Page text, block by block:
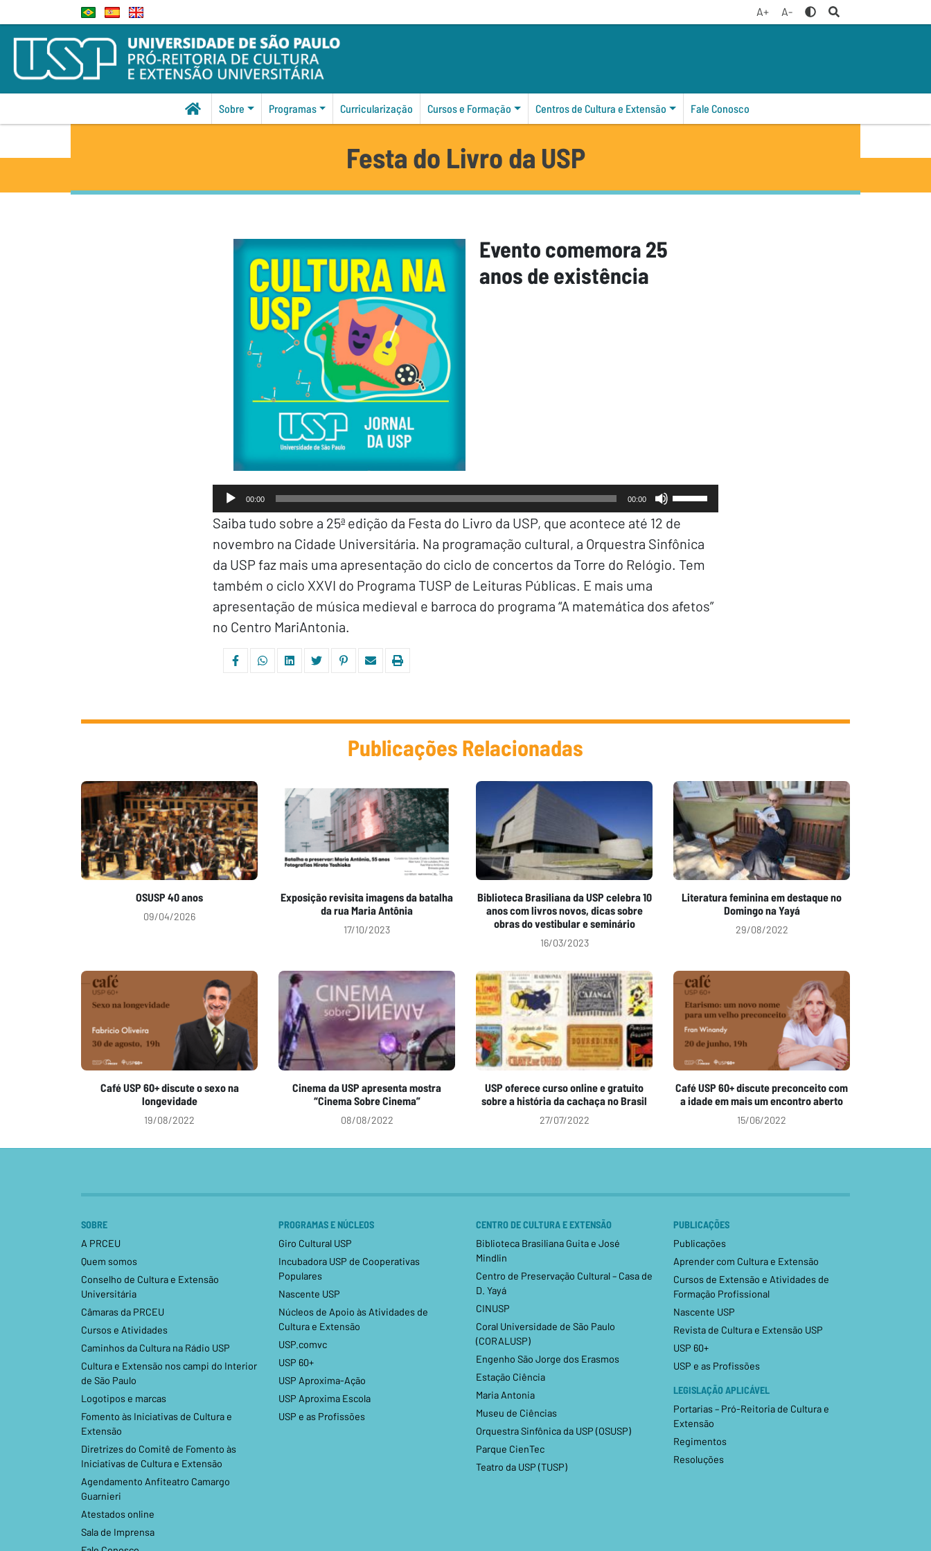
A+ A-
Sobre Programas Curricularização Cursos e Formação Centros de Cultura e Extensão Fale Conosco
Festa do Livro da USP
Evento comemora 25
anos de existência
00:00 00:00
setas
para
cima
baixo
Saiba tudo sobre a 25ª edição da Festa do Livro da USP, que acontece até 12 de
novembro na Cidade Universitária. Na programação cultural, a Orquestra Sinfônica
da USP faz mais uma apresentação do ciclo de concertos da Torre do Relógio. Tem
também o ciclo XXVI do Programa TUSP de Leituras Públicas. E mais uma
apresentação de música medieval e barroca do programa “A matemática dos afetos”
no Centro MariAntonia.
Publicações Relacionadas
OSUSP 40 anos
09/04/2026
Exposição revisita imagens da batalha
da rua Maria Antônia
17/10/2023
Biblioteca Brasiliana da USP celebra 10
anos com livros novos, dicas sobre
obras do vestibular e seminário
16/03/2023
Literatura feminina em destaque no
Domingo na Yayá
29/08/2022
Café USP 60+ discute o sexo na
longevidade
19/08/2022
Cinema da USP apresenta mostra
“Cinema Sobre Cinema”
08/08/2022
USP oferece curso online e gratuito
sobre a história da cachaça no Brasil
27/07/2022
Café USP 60+ discute preconceito com
a idade em mais um encontro aberto
15/06/2022
SOBRE
A PRCEU
Quem somos
Conselho de Cultura e Extensão
Universitária
Câmaras da PRCEU
Cursos e Atividades
Caminhos da Cultura na Rádio USP
Cultura e Extensão nos campi do Interior
de São Paulo
Logotipos e marcas
Fomento às Iniciativas de Cultura e
Extensão
Diretrizes do Comitê de Fomento às
Iniciativas de Cultura e Extensão
Agendamento Anfiteatro Camargo
Guarnieri
Atestados online
Sala de Imprensa
PROGRAMAS E NÚCLEOS
Giro Cultural USP
Incubadora USP de Cooperativas
Populares
Nascente USP
Núcleos de Apoio às Atividades de
Cultura e Extensão
USP.comvc
USP 60+
USP Aproxima-Ação
USP Aproxima Escola
USP e as Profissões
CENTRO DE CULTURA E EXTENSÃO
Biblioteca Brasiliana Guita e José
Mindlin
Centro de Preservação Cultural – Casa de
D. Yayá
CINUSP
Coral Universidade de São Paulo
(CORALUSP)
Engenho São Jorge dos Erasmos
Estação Ciência
Maria Antonia
Museu de Ciências
Orquestra Sinfônica da USP (OSUSP)
Parque CienTec
Teatro da USP (TUSP)
PUBLICAÇÕES
Publicações
Aprender com Cultura e Extensão
Cursos de Extensão e Atividades de
Formação Profissional
Nascente USP
Revista de Cultura e Extensão USP
USP 60+
USP e as Profissões
LEGISLAÇÃO APLICÁVEL
Portarias – Pró-Reitoria de Cultura e
Extensão
Regimentos
Resoluções